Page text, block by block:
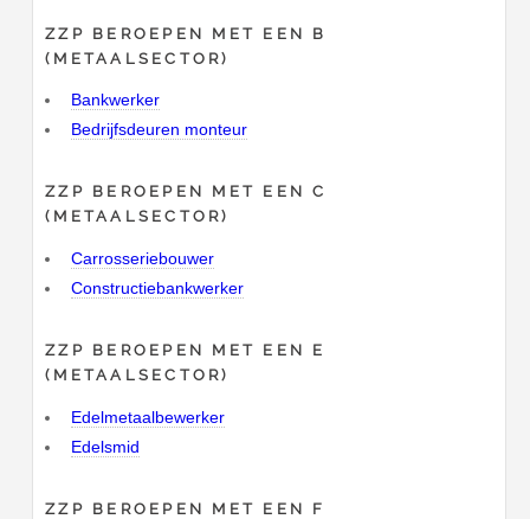
ZZP BEROEPEN MET EEN B
(METAALSECTOR)
Bankwerker
Bedrijfsdeuren monteur
ZZP BEROEPEN MET EEN C
(METAALSECTOR)
Carrosseriebouwer
Constructiebankwerker
ZZP BEROEPEN MET EEN E
(METAALSECTOR)
Edelmetaalbewerker
Edelsmid
ZZP BEROEPEN MET EEN F